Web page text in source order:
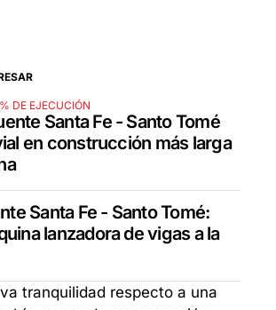
DE EJECUCIÓN
Santa Fe - Santo Tomé
en construcción más larga
Santa Fe - Santo Tomé:
lanzadora de vigas a la
tranquilidad respecto a una